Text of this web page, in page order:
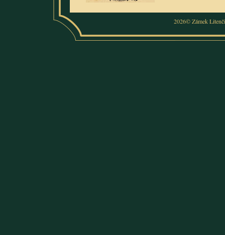
2026© Zámek